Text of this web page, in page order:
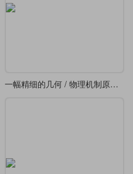
一幅精细的几何 / 物理机制原理图-转动连杆、轨道及阴影剖面线三维几何投影图